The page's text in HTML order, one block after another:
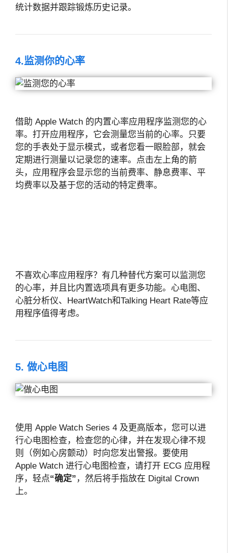
统计数据并跟踪锻炼历史记录。
4.监测你的心率
借助 Apple Watch 的内置心率应用程序监测您的心
率。打开应用程序，它会测量您当前的心率。只要
您的手表处于显示模式，或者您看一眼脸部，就会
定期进行测量以记录您的速率。点击左上角的箭
头，应用程序会显示您的当前费率、静息费率、平
均费率以及基于您的活动的特定费率。
不喜欢心率应用程序？有几种替代方案可以监测您
的心率，并且比内置选项具有更多功能。心电图、
心脏分析仪、HeartWatch和Talking Heart Rate等应
用程序值得考虑。
5. 做心电图
使用 Apple Watch Series 4 及更高版本，您可以进
行心电图检查，检查您的心律，并在发现心律不规
则（例如心房颤动）时向您发出警报。要使用
Apple Watch 进行心电图检查，请打开 ECG 应用程
序，轻点“确定” ，然后将手指放在 Digital Crown
上。